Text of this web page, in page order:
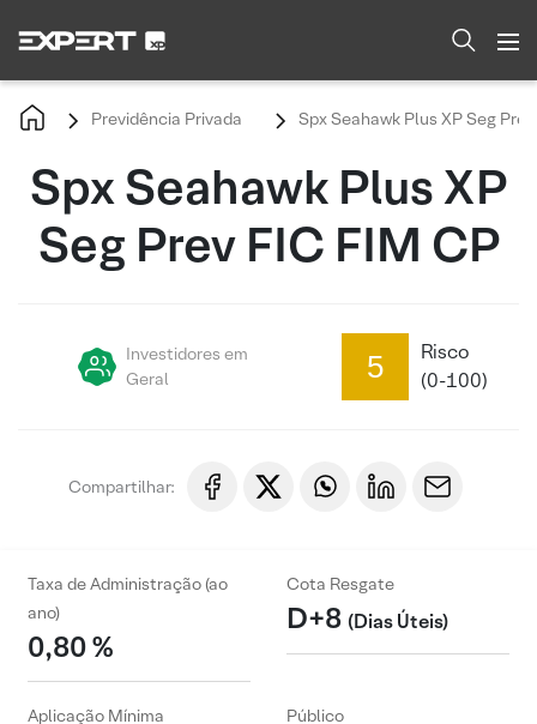
Previdência Privada Spx Seahawk Plus XP Seg
Spx Seahawk Plus XP
Seg Prev FIC FIM CP
Investidores em
Geral
5
Risco
(0-100)
Compartilhar:
Taxa de Administração (ao
ano)
0,80 %
Cota Resgate
D+8 (Dias Úteis)
Aplicação Mínima Público